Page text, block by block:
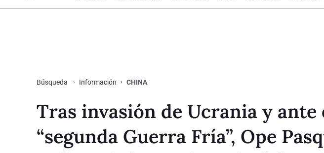
Búsqueda Información CHINA
Tras invasión de Ucrania y ante
“segunda Guerra Fría”, Ope